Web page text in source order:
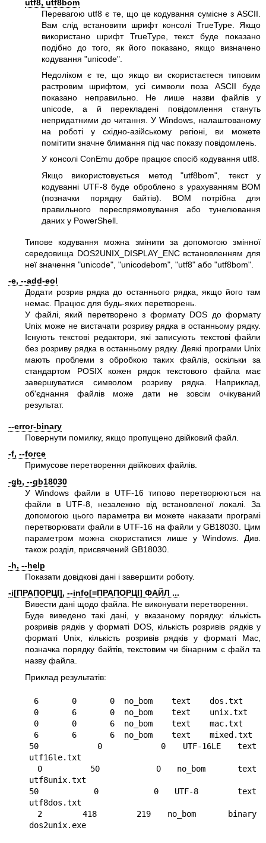
utf8, utf8bom
Перевагою utf8 є те, що це кодування сумісне з ASCII.
Вам слід встановити шрифт консолі TrueType. Якщо
використано шрифт TrueType, текст буде показано
подібно до того, як його показано, якщо визначено
кодування "unicode"
Недоліком є те, що якщо ви скористаєтеся типовим
растровим шрифтом, усі символи поза ASCII буде
показано неправильно. Не лише назви файлів у
unicode, а й перекладені повідомлення стануть
непридатними до читання. У Windows, налаштованому
на роботі у східно-азійському регіоні, ви можете
помітити значне блимання під час показу повідомлень.
У консолі ConEmu добре працює спосіб кодування utf8.
Якщо використовується метод"utf8bom" , текст у
кодуванні UTF-8 буде оброблено з урахуванням BOM
(позначки порядку байтів). BOM потрібна для
правильного переспрямовування або тунелювання
даних у PowerShell.
Типове кодування можна змінити за допомогою змінної
середовища DOS2UNIX_DISPLAY_ENC встановленням для
неї значення "unicode" "unicodebom" "utf8" або "utf8bom"
-e, --add-eol
Додати розрив рядка до останнього рядка, якщо його там
немає. Працює для будь-яких перетворень.
У файлі, який перетворено з формату DOS до формату
Unix може не вистачати розриву рядка в останньому рядку.
Існують текстові редактори, які записують текстові файли
без розриву рядка в останньому рядку. Деякі програми Unix
мають проблеми з обробкою таких файлів, оскільки за
стандартом POSIX кожен рядок текстового файла має
завершуватися символом розриву рядка. Наприклад,
об'єднання файлів може дати не зовсім очікуваний
результат.
--error-binary
Повернути помилку, якщо пропущено двійковий файл.
-f, --force
Примусове перетворення двійкових файлів.
-gb, --gb18030
У Windows файли в UTF-16 типово перетворюються на
файли в UTF-8, незалежно від встановленої локалі. За
допомогою цього параметра ви можете наказати програмі
перетворювати файли в UTF-16 на файли у GB18030. Цим
параметром можна скористатися лише у Windows. Див.
також розділ, присвячений GB18030.
-h, --help
Показати довідкові дані і завершити роботу.
-i[ПРАПОРЦІ], --info[=ПРАПОРЦІ] ФАЙЛ ...
Вивести дані щодо файла. Не виконувати перетворення.
Буде виведено такі дані, у вказаному порядку: кількість
розривів рядків у форматі DOS, кількість розривів рядків у
форматі Unix, кількість розривів рядків у форматі Mac,
позначка порядку байтів, текстовим чи бінарним є файл та
назву файла.
Приклад результатів:
50       0       0  UTF-16LE  text
utf16le.txt
utf8unix.txt
50       0       0  UTF-8     text
utf8dos.txt